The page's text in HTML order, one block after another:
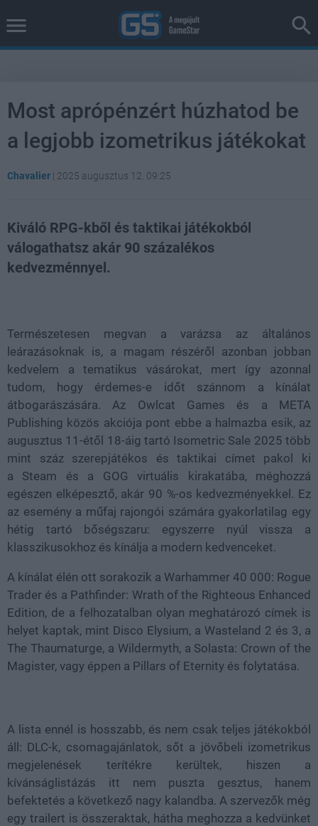
Most aprópénzért húzhatod be
a legjobb izometrikus játékokat
Chavalier | 2025 augusztus 12. 09:25
Kiváló RPG-kből és taktikai játékokból
válogathatsz akár 90 százalékos
kedvezménnyel.
Természetesen megvan a varázsa az általános
leárazásoknak is, a magam részéről azonban jobban
kedvelem a tematikus vásárokat, mert így azonnal
tudom, hogy érdemes-e időt szánnom a kínálat
átbogarászására. Az Owlcat Games és a META
Publishing közös akciója pont ebbe a halmazba esik, az
augusztus 11-étől 18-áig tartó Isometric Sale 2025 több
mint száz szerepjátékos és taktikai címet pakol ki
a Steam és a GOG virtuális kirakatába, méghozzá
egészen elképesztő, akár 90 %-os kedvezményekkel. Ez
az esemény a műfaj rajongói számára gyakorlatilag egy
hétig tartó bőségszaru: egyszerre nyúl vissza a
klasszikusokhoz és kínálja a modern kedvenceket.
A kínálat élén ott sorakozik a Warhammer 40 000: Rogue
Trader és a Pathfinder: Wrath of the Righteous Enhanced
Edition, de a felhozatalban olyan meghatározó címek is
helyet kaptak, mint Disco Elysium, a Wasteland 2 és 3, a
The Thaumaturge, a Wildermyth, a Solasta: Crown of the
Magister, vagy éppen a Pillars of Eternity és folytatása.
A lista ennél is hosszabb, és nem csak teljes játékokból
áll: DLC-k, csomagajánlatok, sőt a jövőbeli izometrikus
megjelenések terítékre kerültek, hiszen a
kívánságlistázás itt nem puszta gesztus, hanem
befektetés a következő nagy kalandba. A szervezők még
egy trailert is összeraktak, hátha meghozza a kedvünket